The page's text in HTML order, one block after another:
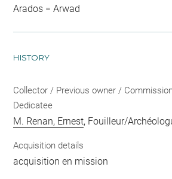
Arados = Arwad
HISTORY
Collector / Previous owner /
Dedicatee
M. Renan, Ernest, Fouilleur/
Acquisition details
acquisition en mission